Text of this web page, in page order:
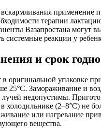
применение
терапии
Вазапростана могут
системные реакции у
и срок
оригинальной упаковке
25°C. Замораживание и
недопустимы.
холодильнике (2–8°C) не
или нагревание
вещества.